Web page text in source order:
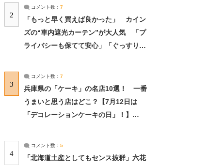
2
コメント数： 7
「もっと早く買えば良かった」 カイン
ズの“車内遮光カーテン”が大人気 「プ
ライバシーも保てて安心」「ぐっすり眠
3
コメント数： 7
兵庫県の「ケーキ」の名店10選！ 一番
うまいと思う店はどこ？【7月12日は
「デコレーションケーキの日」！】
4
コメント数： 5
「北海道土産としてもセンス抜群」六花